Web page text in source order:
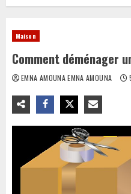
Maison
Comment déménager
EMNA AMOUNA EMNA AMOUNA